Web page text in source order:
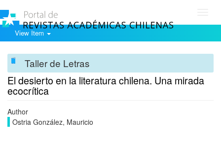
View Item
Taller de Letras
El desierto en la literatura chilena. Una mirada
ecocrítica
Author
Ostria González, Mauricio